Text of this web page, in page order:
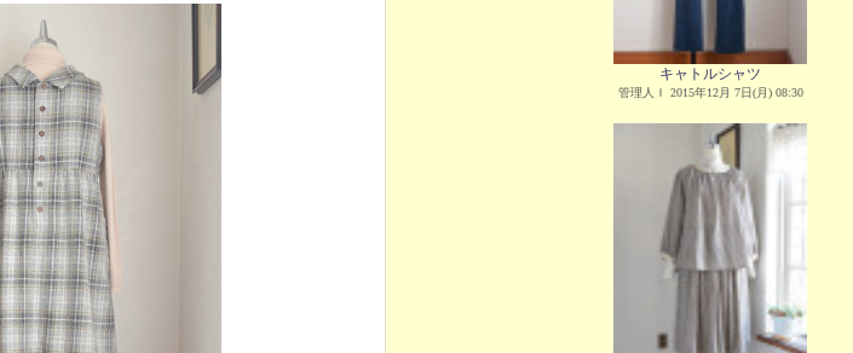
キャトルシャツ
管理人Ｉ 2015年12月 7日(月) 08:30